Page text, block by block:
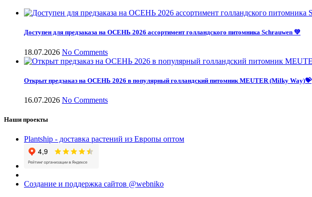
Доступен для предзаказа на ОСЕНЬ 2026 ассортимент голландского питомника Schrauwen 💚
18.07.2026 No Comments
Открыт предзаказ на ОСЕНЬ 2026 в популярный голландский питомник MEUTER (Milky Way)💝
16.07.2026 No Comments
Наши проекты
Plantship - доставка растений из Европы оптом
Создание и поддержка сайтов @webniko